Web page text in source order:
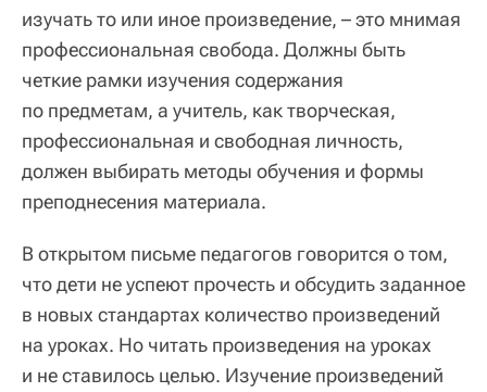
изучать то или иное произведение, – это мнимая
профессиональная свобода. Должны быть
четкие рамки изучения содержания
по предметам, а учитель, как творческая,
профессиональная и свободная личность,
должен выбирать методы обучения и формы
преподнесения материала.
В открытом письме педагогов говорится о том,
что дети не успеют прочесть и обсудить заданное
в новых стандартах количество произведений
на уроках. Но читать произведения на уроках
и не ставилось целью. Изучение произведений